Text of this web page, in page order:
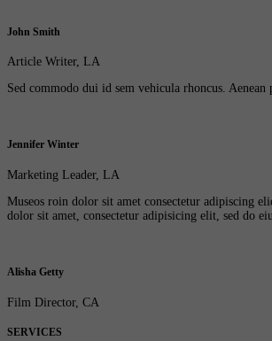
John Smith
Article Writer, LA
Sed commodo dui id sem vehicula rhoncus.
Jennifer Winter
Marketing Leader, LA
Museos roin dolor sit amet consectetur adipiscing
dolor sit amet, consectetur adipisicing elit, sed do
Alisha Getty
Film Director, CA
SERVICES